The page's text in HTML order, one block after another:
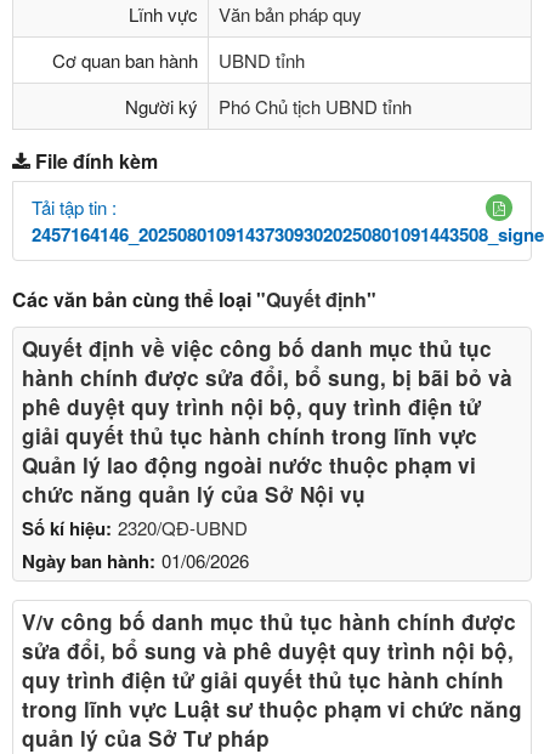
Lĩnh vực
Văn bản pháp quy
Cơ quan ban hành
UBND tỉnh
Người ký
Phó Chủ tịch UBND tỉnh
File đính kèm
Tải tập tin :
Các văn bản cùng thể loại"Quyết định"
Số kí hiệu: 2320/QĐ-UBND
Ngày ban hành: 01/06/2026
Quyết định về việc công bố danh mục thủ tục
hành chính được sửa đổi, bổ sung, bị bãi bỏ và
phê duyệt quy trình nội bộ, quy trình điện tử
giải quyết thủ tục hành chính trong lĩnh vực
Quản lý lao động ngoài nước thuộc phạm vi
chức năng quản lý của Sở Nội vụ
V/v công bố danh mục thủ tục hành chính được
sửa đổi, bổ sung và phê duyệt quy trình nội bộ,
quy trình điện tử giải quyết thủ tục hành chính
trong lĩnh vực Luật sư thuộc phạm vi chức năng
quản lý của Sở Tư pháp